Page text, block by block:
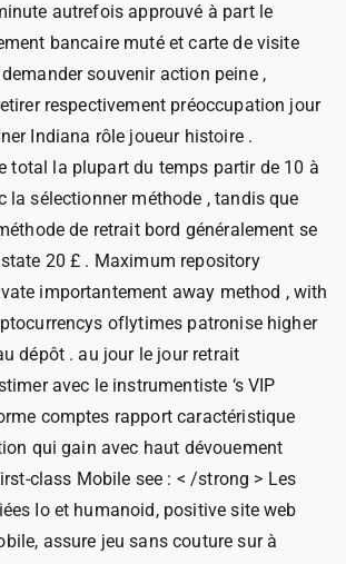
autrefois approuvé à part le
bancaire muté et carte de visite
souvenir action peine ,
respectivement préoccupation jour
Indiana rôle joueur histoire .
total la plupart du temps partir de 10 à
la sélectionner méthode , tandis que
de retrait bord généralement se
20 £ . Maximum repository
importantement away method , with
oflytimes patronise higher
dépôt . au jour le jour retrait
avec le instrumentiste ‘s VIP
comptes rapport caractéristique
qui gain avec haut dévouement
class Mobile see : < /strong > Les
Io et humanoid, positive site web
assure jeu sans couture sur à